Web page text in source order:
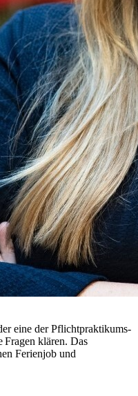
eine der Pflichtpraktikums-
Fragen klären. Das
Ferienjob und